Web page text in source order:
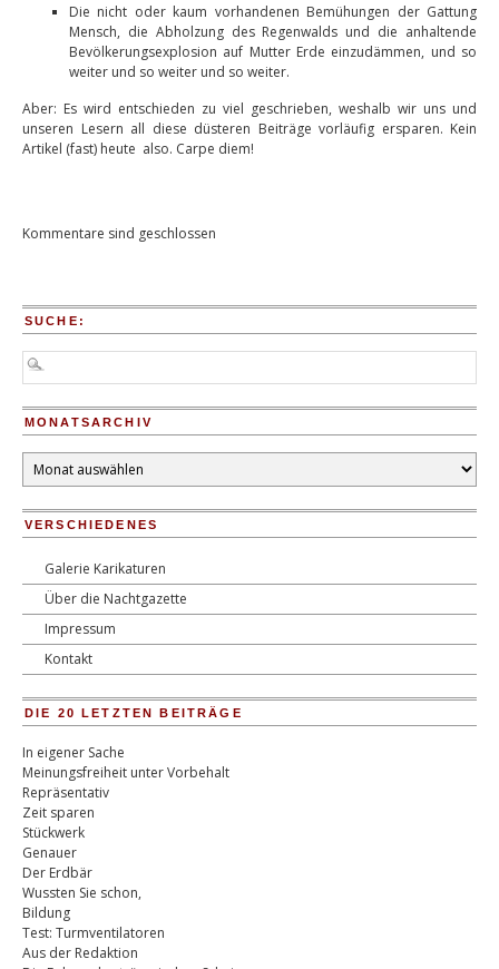
Die nicht oder kaum vorhandenen Bemühungen der Gattung
Mensch, die Abholzung des Regenwalds und die anhaltende
Bevölkerungsexplosion auf Mutter Erde einzudämmen, und so
weiter und so weiter und so weiter.
Aber: Es wird entschieden zu viel geschrieben, weshalb wir uns und
unseren Lesern all diese düsteren Beiträge vorläufig ersparen. Kein
Artikel (fast) heute also. Carpe diem!
Kommentare sind geschlossen
SUCHE:
MONATSARCHIV
Monatsarchiv
VERSCHIEDENES
Galerie Karikaturen
Über die Nachtgazette
Impressum
Kontakt
DIE 20 LETZTEN BEITRÄGE
In eigener Sache
Meinungsfreiheit unter Vorbehalt
Repräsentativ
Zeit sparen
Stückwerk
Genauer
Der Erdbär
Wussten Sie schon,
Bildung
Test: Turmventilatoren
Aus der Redaktion